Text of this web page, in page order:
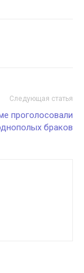
Следующая статья
проголосовали
браков